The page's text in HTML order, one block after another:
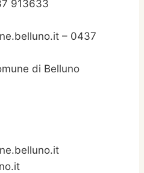
913633
– 0437
di Belluno